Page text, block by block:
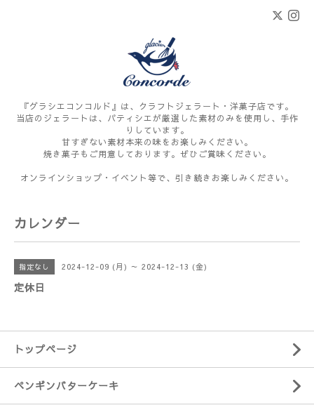
『グラシエコンコルド』は、クラフトジェラート・洋菓子店です。
当店のジェラートは、パティシエが厳選した素材のみを使用し、手作
りしています。
甘すぎない素材本来の味をお楽しみください。
焼き菓子もご用意しております。ぜひご賞味ください。
オンラインショップ・イベント等で、引き続きお楽しみください。
カレンダー
指定なし 2024-12-09 (月) ～ 2024-12-13 (金)
定休日
トップページ
ペンギンバターケーキ